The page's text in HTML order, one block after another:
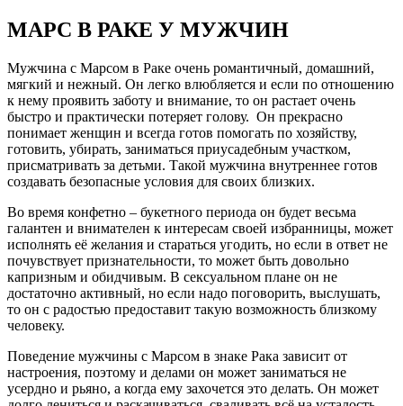
МАРС В РАКЕ У МУЖЧИН
Мужчина с Марсом в Раке очень романтичный, домашний,
мягкий и нежный. Он легко влюбляется и если по отношению
к нему проявить заботу и внимание, то он растает очень
быстро и практически потеряет голову. Он прекрасно
понимает женщин и всегда готов помогать по хозяйству,
готовить, убирать, заниматься приусадебным участком,
присматривать за детьми. Такой мужчина внутреннее готов
создавать безопасные условия для своих близких.
Во время конфетно – букетного периода он будет весьма
галантен и внимателен к интересам своей избранницы, может
исполнять её желания и стараться угодить, но если в ответ не
почувствует признательности, то может быть довольно
капризным и обидчивым. В сексуальном плане он не
достаточно активный, но если надо поговорить, выслушать,
то он с радостью предоставит такую возможность близкому
человеку.
Поведение мужчины с Марсом в знаке Рака зависит от
настроения, поэтому и делами он может заниматься не
усердно и рьяно, а когда ему захочется это делать. Он может